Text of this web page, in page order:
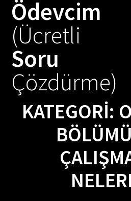
Ödevcim
(Ücretli
Soru
Çözdürme)
KATEGORI: